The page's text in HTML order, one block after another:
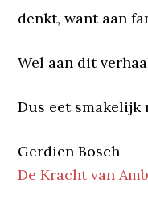
denkt, want aan
Wel aan dit
Dus eet smakelijk
Gerdien Bosch
De Kracht van